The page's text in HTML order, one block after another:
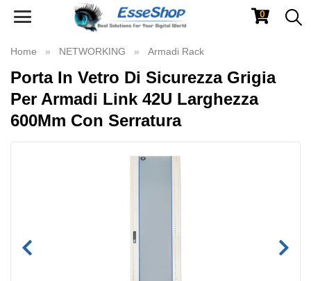
Toggle
0
Home NETWORKING Armadi Rack
Porta In Vetro Di Sicurezza Grigia
Per Armadi Link 42U Larghezza
600Mm Con Serratura